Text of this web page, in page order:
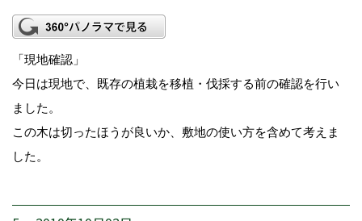
「現地確認」
今日は現地で、既存の植栽を移植・伐採する前の確認を行い
ました。
この木は切ったほうが良いか、敷地の使い方を含めて考えま
した。